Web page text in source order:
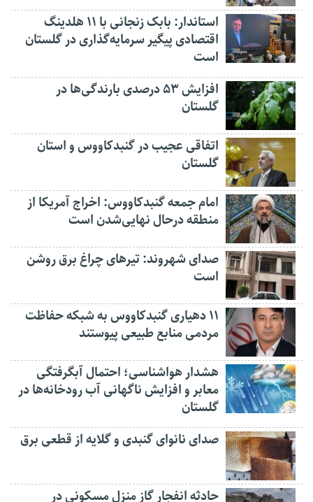
استاندار: بابک زنجانی با ۱۱ هلدینگ
اقتصادی پیگیر سرمایه‌گذاری در گلستان
است
افزایش ۵۳ درصدی بارندگی‌ها در
گلستان
اتفاقی عجیب در‌ گنبدکاووس و استان
گلستان
امام جمعه گنبدکاووس: اخراج آمریکا از
منطقه درحال نهایی‌شدن است
صدای شهروند: تیرهای چراغ برق روشن
است
۱۱ دهیاری گنبدکاووس به شبکه حفاظت
مردمی منابع طبیعی پیوستند
هشدار هواشناسی؛ احتمال آبگرفتگی
معابر و افزایش ناگهانی آب رودخانه‌ها در
گلستان
صدای نانوای گنبدی و گلایه از قطعی برق
حادثه انفجار گاز منزل مسکونی در